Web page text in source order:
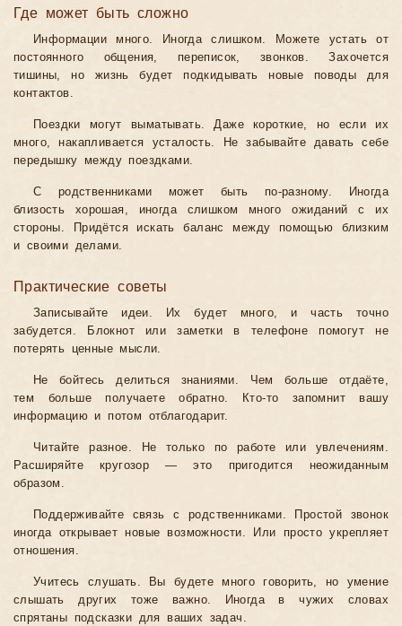
Где может быть сложно
Информации много. Иногда слишком. Можете устать от
постоянного общения, переписок, звонков. Захочется
тишины, но жизнь будет подкидывать новые поводы для
контактов.
Поездки могут выматывать. Даже короткие, но если их
много, накапливается усталость. Не забывайте давать себе
передышку между поездками.
С родственниками может быть по-разному. Иногда
близость хорошая, иногда слишком много ожиданий с их
стороны. Придётся искать баланс между помощью близким
и своими делами.
Практические советы
Записывайте идеи. Их будет много, и часть точно
забудется. Блокнот или заметки в телефоне помогут не
потерять ценные мысли.
Не бойтесь делиться знаниями. Чем больше отдаёте,
тем больше получаете обратно. Кто-то запомнит вашу
информацию и потом отблагодарит.
Читайте разное. Не только по работе или увлечениям.
Расширяйте кругозор — это пригодится неожиданным
образом.
Поддерживайте связь с родственниками. Простой звонок
иногда открывает новые возможности. Или просто укрепляет
отношения.
Учитесь слушать. Вы будете много говорить, но умение
слышать других тоже важно. Иногда в чужих словах
спрятаны подсказки для ваших задач.